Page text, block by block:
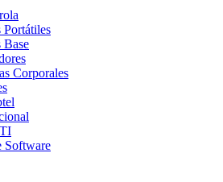
Portátiles
Base
Corporales
Software